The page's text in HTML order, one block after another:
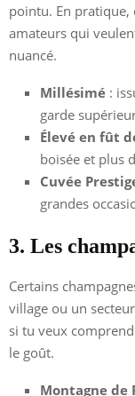
pointu. En pratique,
amateurs qui
nuancé.
Millésimé :
garde
Élevé en fût
boisée et plus
Cuvée
grandes
3. Les
Certains
village ou un
si tu veux
le goût.
Montagne de